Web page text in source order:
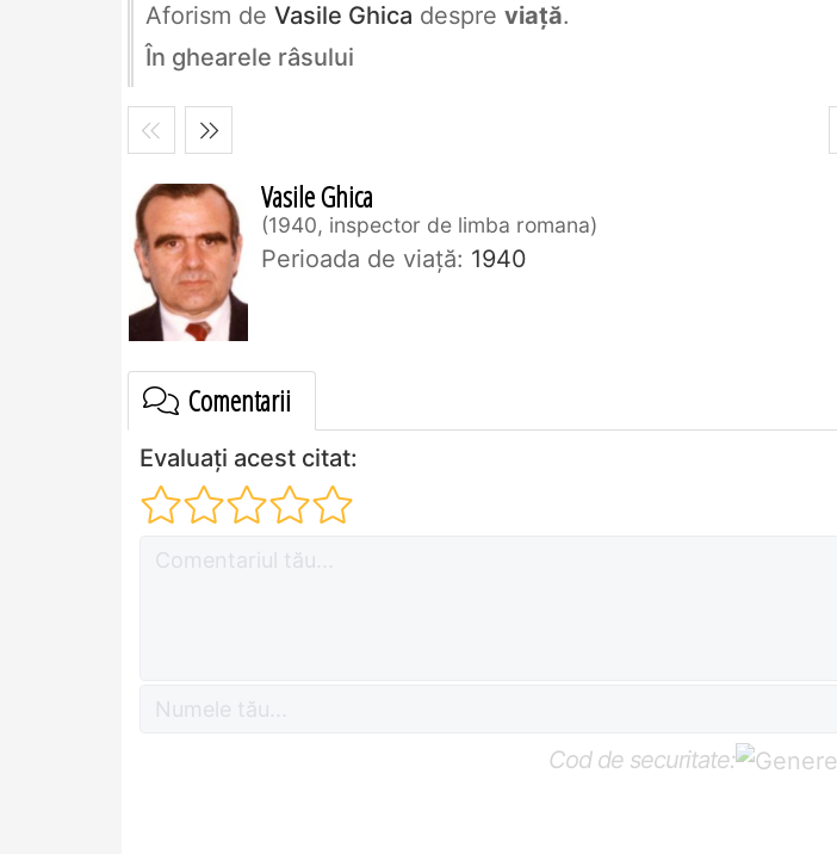
Aforism de Vasile Ghica despre viață.
În ghearele râsului
Vasile Ghica
1940, inspector de limba romana
Perioada de viaţă: 1940
Comentarii
Evaluați acest citat:
Cod de securitate: